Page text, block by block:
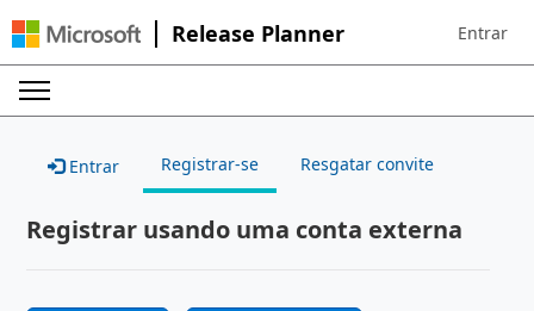
Release Planner Sign in to
Entrar
Entrar Registrar-se Resgatar convite
Registrar usando uma conta externa